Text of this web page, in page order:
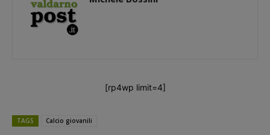
[rp4wp limit=4]
TAGS Calcio giovanili